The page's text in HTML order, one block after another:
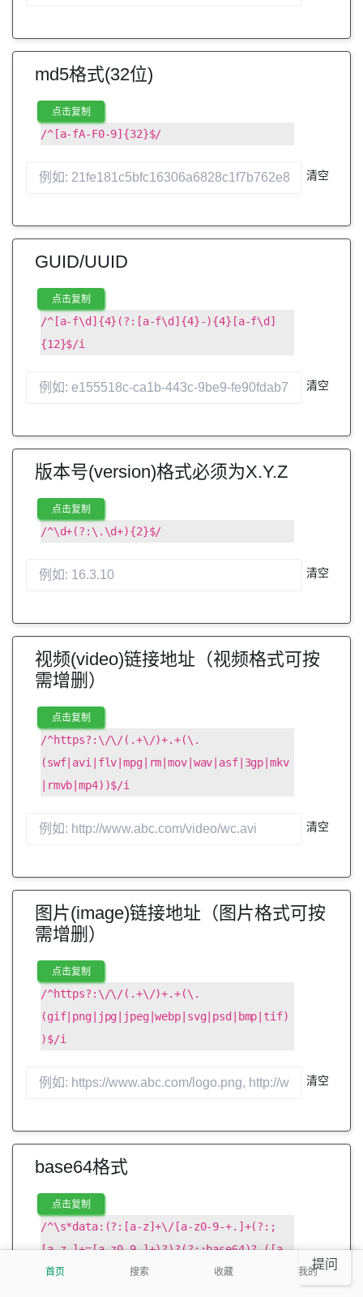
提问
md5格式(32位)
点击复制
/^[a-fA-F0-9]{32}$/
清空
GUID/UUID
点击复制
/^[a-f\d]{4}(?:[a-f\d]{4}-){4}[a-f\d]
{12}$/i
清空
版本号(version)格式必须为X.Y.Z
点击复制
/^\d+(?:\.\d+){2}$/
清空
视频(video)链接地址（视频格式可按
需增删）
点击复制
/^https?:\/\/(.+\/)+.+(\.
(swf|avi|flv|mpg|rm|mov|wav|asf|3gp|mkv
|rmvb|mp4))$/i
清空
图片(image)链接地址（图片格式可按
需增删）
点击复制
/^https?:\/\/(.+\/)+.+(\.
(gif|png|jpg|jpeg|webp|svg|psd|bmp|tif)
)$/i
清空
base64格式
点击复制
/^\s*data:(?:[a-z]+\/[a-z0-9-+.]+(?:;
[a-z-]+=[a-z0-9-]+)?)?(?:;base64)?,([a-
z0-9!$&',()*+;=\-._~:@/?%\s]*?)\s*$/i
首页 搜索 收藏 我的